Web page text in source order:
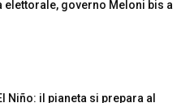
elettorale, governo Meloni bis a
Niño: il pianeta si prepara al